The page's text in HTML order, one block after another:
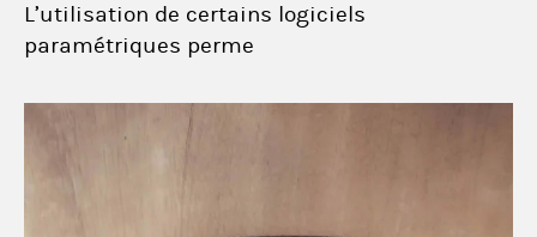
L’utilisation de certains logiciels
paramétriques perme